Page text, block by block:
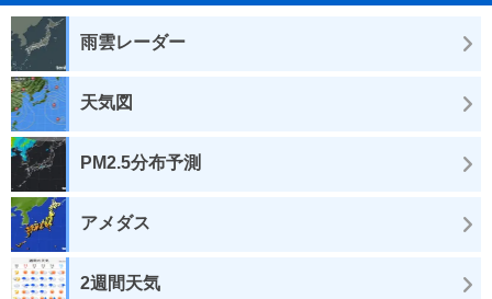
雨雲レーダー
天気図
PM2.5分布予測
アメダス
2週間天気